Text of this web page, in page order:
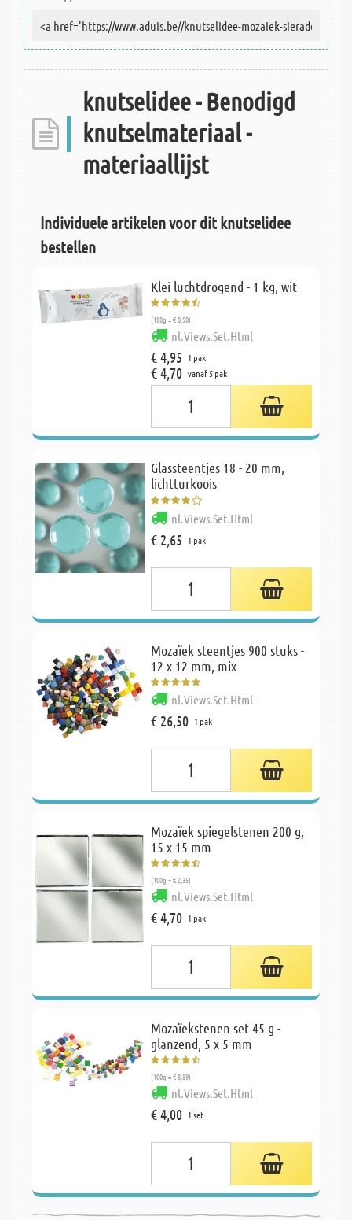
knutselidee - Benodigd
knutselmateriaal -
materiaallijst
Individuele artikelen voor dit knutselidee
bestellen
Klei luchtdrogend - 1 kg, wit
(100g = € 0,50)
nl.Views.Set.Html
€ 4,95 1 pak
€ 4,70 vanaf 5 pak
Glassteentjes 18 - 20 mm,
lichtturkoois
nl.Views.Set.Html
€ 2,65 1 pak
Mozaïek steentjes 900 stuks -
12 x 12 mm, mix
nl.Views.Set.Html
€ 26,50 1 pak
Mozaïek spiegelstenen 200 g,
15 x 15 mm
(100g = € 2,35)
nl.Views.Set.Html
€ 4,70 1 pak
Mozaïekstenen set 45 g -
glanzend, 5 x 5 mm
(100g = € 8,89)
nl.Views.Set.Html
€ 4,00 1 set